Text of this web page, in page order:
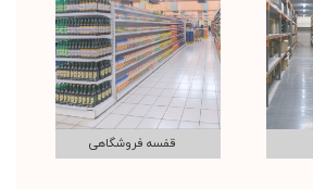
قفسه فروشگاهی